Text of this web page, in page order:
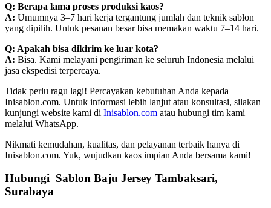
Q: Berapa lama proses produksi kaos?
A: Umumnya 3–7 hari kerja tergantung jumlah dan teknik sablon
yang dipilih. Untuk pesanan besar bisa memakan waktu 7–14 hari.
Q: Apakah bisa dikirim ke luar kota?
A: Bisa. Kami melayani pengiriman ke seluruh Indonesia melalui
jasa ekspedisi terpercaya.
Tidak perlu ragu lagi! Percayakan kebutuhan Anda kepada
Inisablon.com. Untuk informasi lebih lanjut atau konsultasi, silakan
kunjungi website kami di Inisablon.com atau hubungi tim kami
melalui WhatsApp.
Nikmati kemudahan, kualitas, dan pelayanan terbaik hanya di
Inisablon.com. Yuk, wujudkan kaos impian Anda bersama kami!
Hubungi Sablon Baju Jersey Tambaksari,
Surabaya